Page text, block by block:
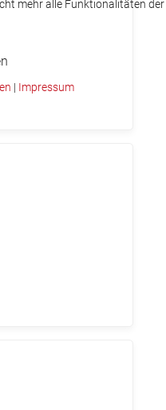
mehr alle Funktionalitäten der
| Impressum